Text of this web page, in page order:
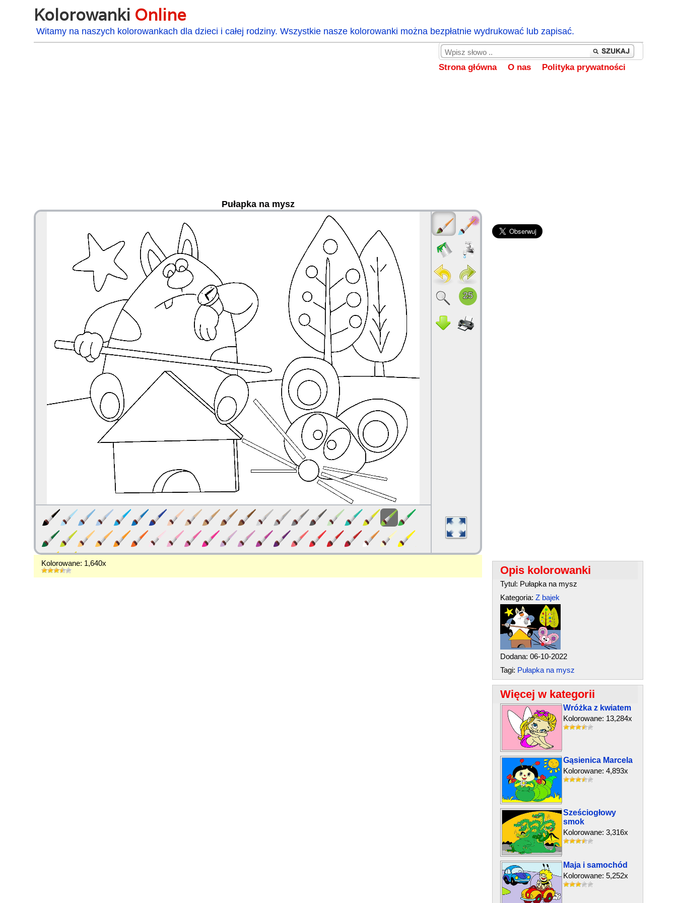
Kolorowanki Online
Witamy na naszych kolorowankach dla dzieci i całej rodziny. Wszystkie nasze kolorowanki można bezpłatnie wydrukować lub zapisać.
Strona główna O nas Polityka prywatności
Pułapka na mysz
Kolorowane: 1,640x
Opis kolorowanki
Tytul: Pułapka na mysz
Kategoria: Z bajek
Dodana: 06-10-2022
Tagi: Pułapka na mysz
Więcej w kategorii
Wróżka z kwiatem
Kolorowane: 13,284x
Gąsienica Marcela
Kolorowane: 4,893x
Sześciogłowy
smok
Kolorowane: 3,316x
Maja i samochód
Kolorowane: 5,252x